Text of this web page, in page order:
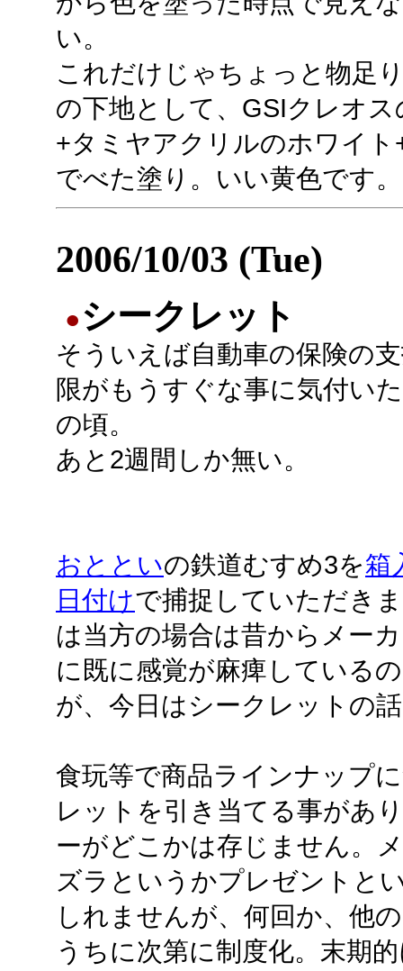
い。
これだけじゃちょっと物足
の下地として、GSIクレオ
+タミヤアクリルのホワイ
でべた塗り。いい黄色です。
2006/10/03 (Tue)
●シークレット
そういえば自動車の保険の
限がもうすぐな事に気付い
の頃。
あと2週間しか無い。
おとといの鉄道むすめ3を箱
日付けで捕捉していただき
は当方の場合は昔からメー
に既に感覚が麻痺している
が、今日はシークレットの
食玩等で商品ラインナップ
レットを引き当てる事があ
ーがどこかは存じません。
ズラというかプレゼントと
しれませんが、何回か、他
うちに次第に制度化。末期